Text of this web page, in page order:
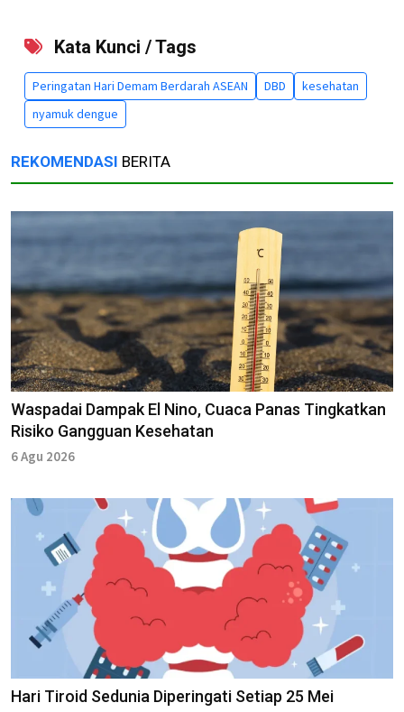
Kata Kunci / Tags
Peringatan Hari Demam Berdarah ASEAN DBD
kesehatan
nyamuk dengue
REKOMENDASI BERITA
Waspadai Dampak El Nino, Cuaca Panas Tingkatkan
Risiko Gangguan Kesehatan
6 Agu 2026
Hari Tiroid Sedunia Diperingati Setiap 25 Mei